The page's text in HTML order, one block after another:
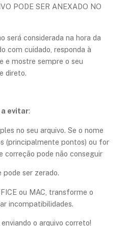
PODE SER ANEXADO NO
será considerada na hora da
com cuidado, responda à
e mostre sempre o seu
direto.
evitar:
no seu arquivo. Se o nome
(principalmente pontos) ou for
correção pode não conseguir
ser zerado.
ou MAC, transforme o
incompatibilidades.
o arquivo correto!